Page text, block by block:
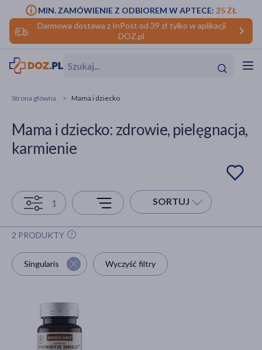
Darmowa dostawa z InPost od 39 zł tylko w aplikacji
DOZ.pl
MIN. ZAMÓWIENIE Z ODBIOREM W APTECE: 25 ZŁ
Hit
Hit
Hit
makijażu
Strona główna Mama i dziecko
Mama i dziecko: zdrowie, pielęgnacja,
karmienie
1 SORTUJ
2 PRODUKTY
Singularis Wyczyść filtry